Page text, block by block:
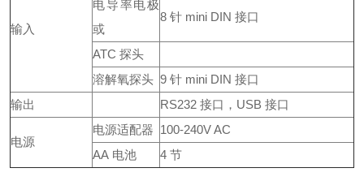
输入
电导率电极
或
8 针 mini DIN 接口
ATC 探头
溶解氧探头 9 针 mini DIN 接口
输出
RS232 接口，USB 接口
电源
电源适配器 100-240V AC
AA 电池
4 节